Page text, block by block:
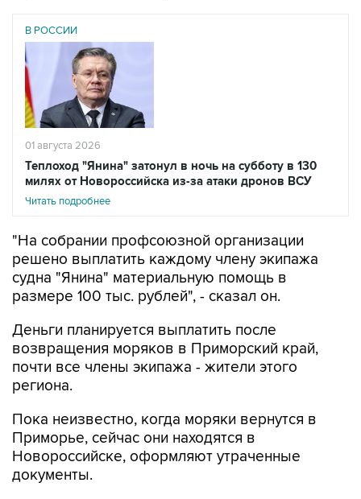
В РОССИИ
01 августа 2026
Теплоход "Янина" затонул в ночь на субботу в 130
милях от Новороссийска из-за атаки дронов ВСУ
Читать подробнее
"На собрании профсоюзной организации
решено выплатить каждому члену экипажа
судна "Янина" материальную помощь в
размере 100 тыс. рублей", - сказал он.
Деньги планируется выплатить после
возвращения моряков в Приморский край,
почти все члены экипажа - жители этого
региона.
Пока неизвестно, когда моряки вернутся в
Приморье, сейчас они находятся в
Новороссийске, оформляют утраченные
документы.